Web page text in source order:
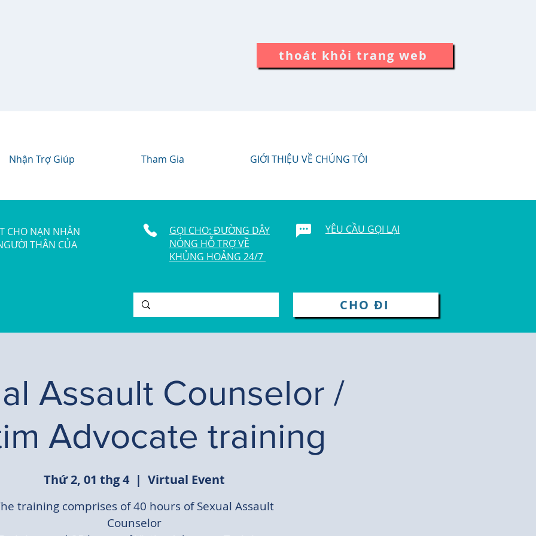
thoát khỏi trang web
Nhận Trợ Giúp Tham Gia GIỚI THIỆU VỀ CHÚNG TÔI
CHO NẠN NHÂN
THÂN CỦA
GỌI CHO: ĐƯỜNG DÂY
NÓNG HỖ TRỢ VỀ
KHỦNG HOẢNG 24/7
YÊU CẦU GỌI LẠI
CHO ĐI
Assault Counselor /
Advocate training
Thứ 2, 01 thg 4
  |
Virtual Event
training comprises of 40 hours of Sexual Assault
Counselor